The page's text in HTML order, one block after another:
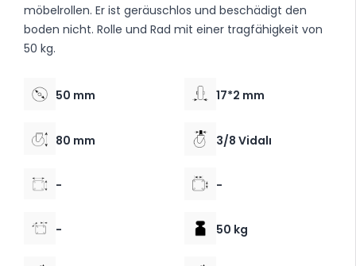
möbelrollen. Er ist geräuschlos und beschädigt den
boden nicht. Rolle und Rad mit einer tragfähigkeit von
50 kg.
50 mm 17*2 mm
80 mm 3/8 Vidalı
- -
- 50 kg